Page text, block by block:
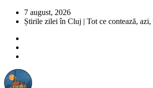
7 august, 2026
Știrile zilei în Cluj | Tot ce contează,